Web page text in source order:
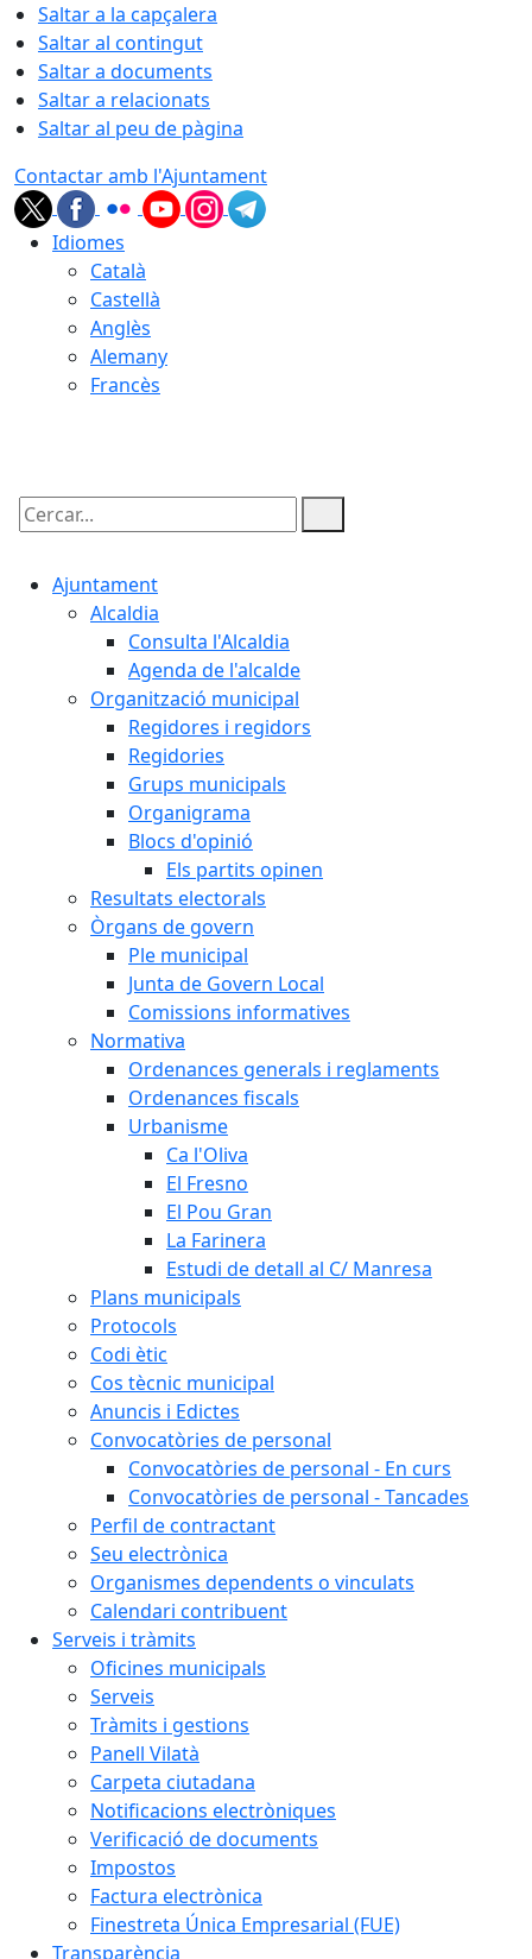
Saltar a la capçalera
Saltar al contingut
Saltar a documents
Saltar a relacionats
Saltar al peu de pàgina
Contactar amb l'Ajuntament
Idiomes
Català
Castellà
Anglès
Alemany
Francès
Cercar:
Ajuntament
Alcaldia
Consulta l'Alcaldia
Agenda de l'alcalde
Organització municipal
Regidores i regidors
Regidories
Grups municipals
Organigrama
Blocs d'opinió
Els partits opinen
Resultats electorals
Òrgans de govern
Ple municipal
Junta de Govern Local
Comissions informatives
Normativa
Ordenances generals i reglaments
Ordenances fiscals
Urbanisme
Ca l'Oliva
El Fresno
El Pou Gran
La Farinera
Estudi de detall al C/ Manresa
Plans municipals
Protocols
Codi ètic
Cos tècnic municipal
Anuncis i Edictes
Convocatòries de personal
Convocatòries de personal - En curs
Convocatòries de personal - Tancades
Perfil de contractant
Seu electrònica
Organismes dependents o vinculats
Calendari contribuent
Serveis i tràmits
Oficines municipals
Serveis
Tràmits i gestions
Panell Vilatà
Carpeta ciutadana
Notificacions electròniques
Verificació de documents
Impostos
Factura electrònica
Finestreta Única Empresarial (FUE)
Transparència